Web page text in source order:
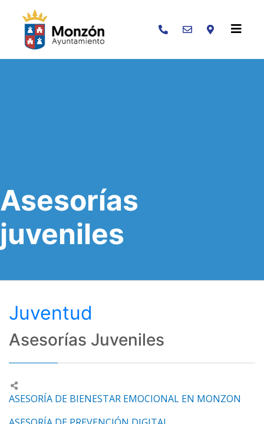
Buscar
Asesorías
juveniles
Juventud
Asesorías Juveniles
ASESORÍA DE BIENESTAR EMOCIONAL EN MONZON